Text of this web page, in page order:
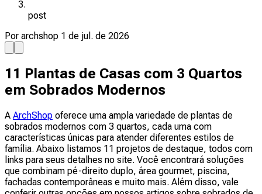
post
Por archshop 1 de jul. de 2026
11 Plantas de Casas com 3 Quartos
em Sobrados Modernos
A ArchShop oferece uma ampla variedade de plantas de
sobrados modernos com 3 quartos, cada uma com
características únicas para atender diferentes estilos de
família. Abaixo listamos 11 projetos de destaque, todos com
links para seus detalhes no site. Você encontrará soluções
que combinam pé-direito duplo, área gourmet, piscina,
fachadas contemporâneas e muito mais. Além disso, vale